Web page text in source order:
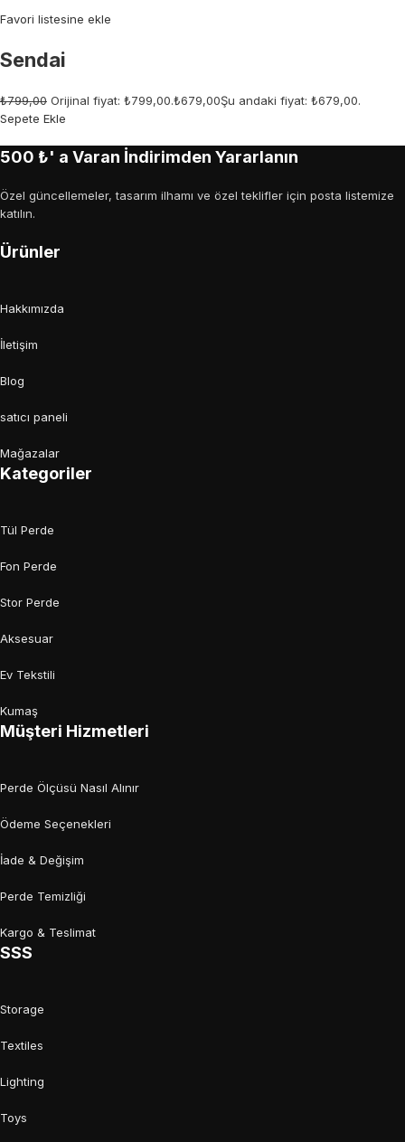
Favori listesine ekle
Sendai
₺799,00 Orijinal fiyat: ₺799,00.₺679,00Şu andaki fiyat: ₺679,00.
Sepete Ekle
500 ₺' a Varan İndirimden Yararlanın
Özel güncellemeler, tasarım ilhamı ve özel teklifler için posta listemize
katılın.
Ürünler
Hakkımızda
İletişim
Blog
satıcı paneli
Mağazalar
Kategoriler
Tül Perde
Fon Perde
Stor Perde
Aksesuar
Ev Tekstili
Kumaş
Müşteri Hizmetleri
Perde Ölçüsü Nasıl Alınır
Ödeme Seçenekleri
İade & Değişim
Perde Temizliği
Kargo & Teslimat
SSS
Storage
Textiles
Lighting
Toys